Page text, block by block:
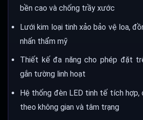
bền cao và chống trầy xước
Lưới kim loại tinh xảo bảo vệ loa,
nhấn thẩm mỹ
Thiết kế đa năng cho phép đặt
gắn tường linh hoạt
Hệ thống đèn LED tinh tế tích
theo không gian và tâm trạng